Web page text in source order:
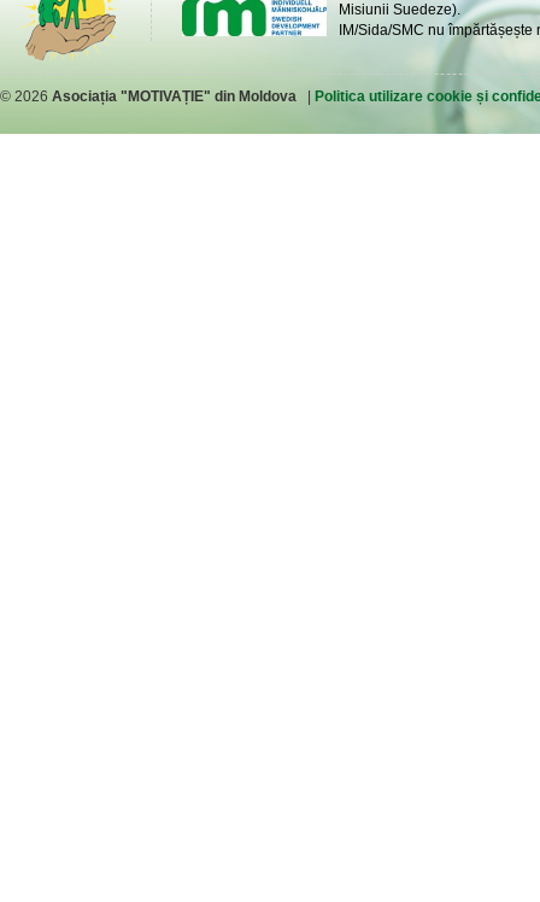
Misiunii Suedeze).
IM/Sida/SMC nu
© 2026 Asociația "MOTIVAȚIE" din Moldova Politica utilizare cookie și